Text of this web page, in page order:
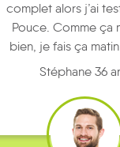
complet alors j’ai
Pouce. Comme ça
bien, je fais ça
Stéphane 36